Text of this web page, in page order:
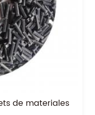
de materiales